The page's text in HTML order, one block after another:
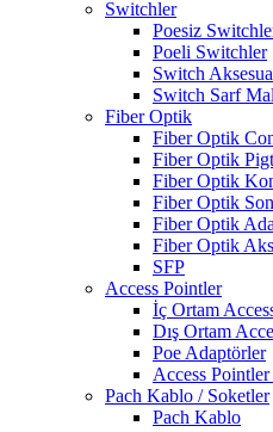
Switchler
Poesiz
Poeli Switchler
Switch
Switch Sarf
Fiber Optik
Fiber Optik
Fiber Optik
Fiber Optik
Fiber Optik
Fiber Optik
Fiber Optik
SFP
Access Pointler
İç Ortam
Dış Ortam
Poe Adaptörler
Access
Pach Kablo / Soketler
Pach Kablo